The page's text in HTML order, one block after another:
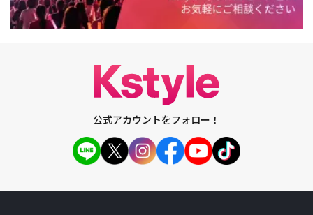
公式アカウントをフォロー！